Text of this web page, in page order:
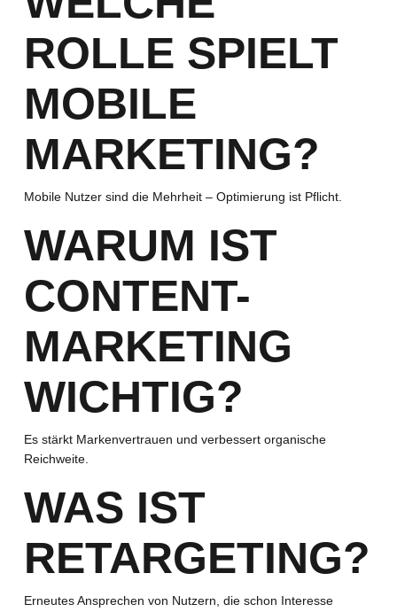
ROLLE SPIELT
MOBILE
MARKETING?
Mobile Nutzer sind die Mehrheit – Optimierung ist Pflicht.
WARUM IST
CONTENT-
MARKETING
WICHTIG?
Es stärkt Markenvertrauen und verbessert organische
Reichweite.
WAS IST
RETARGETING?
Erneutes Ansprechen von Nutzern, die schon Interesse